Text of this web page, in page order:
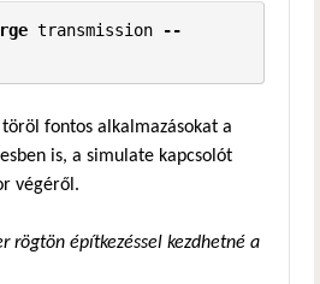
transmission
--
töröl fontos alkalmazásokat a
is, a simulate kapcsolót
végéről.
rögtön építkezéssel kezdhetné a